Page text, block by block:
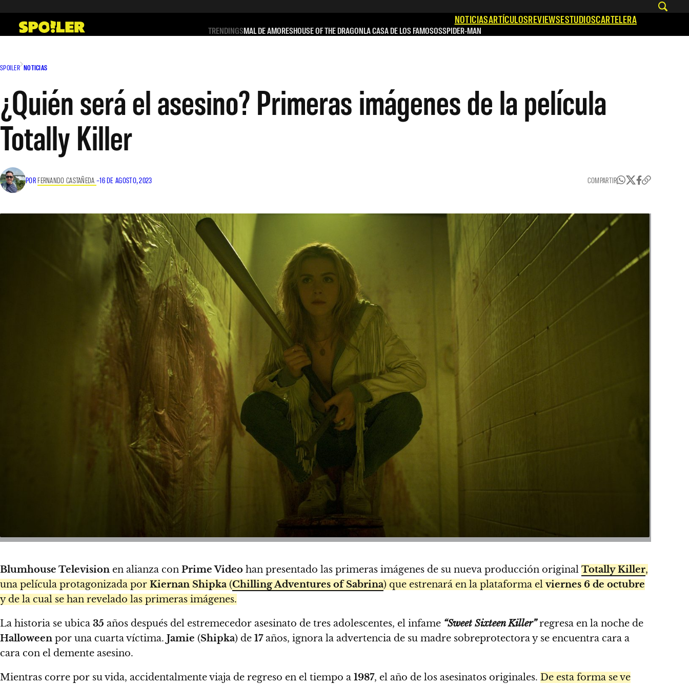
contenido
NOTICIASARTÍCULOSREVIEWSESTUDIOSCARTELERA
TRENDINGSMAL DE AMORESHOUSE OF THE DRAGONLA CASA DE LOS FAMOSOSSPIDER-MAN
SPOILER NOTICIAS
¿Quién será el asesino? Primeras imágenes de la película
Totally Killer
POR FERNANDO CASTAÑEDA –16 DE AGOSTO, 2023 COMPARTIR
Blumhouse Television en alianza con Prime Video han presentado las primeras imágenes de su nueva producción original Totally Killer,
una película protagonizada por Kiernan Shipka (Chilling Adventures of Sabrina) que estrenará en la plataforma el viernes 6 de octubre
y de la cual se han revelado las primeras imágenes.
La historia se ubica 35 años después del estremecedor asesinato de tres adolescentes, el infame “Sweet Sixteen Killer”regresa en la noche de
Halloween por una cuarta víctima. Jamie (Shipka) de 17años, ignora la advertencia de su madre sobreprotectora y se encuentra cara a
cara con el demente asesino.
Mientras corre por su vida, accidentalmente viaja de regreso en el tiempo a 1987, el año de los asesinatos originales. De esta forma se ve